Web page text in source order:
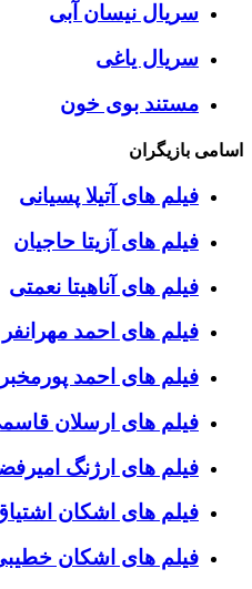
سریال نیسان آبی
سریال یاغی
مستند بوی خون
اسامی بازیگران
فیلم های آتیلا پسیانی
فیلم های آزیتا حاجیان
فیلم های آناهیتا نعمتی
فیلم های احمد مهرانفر
فیلم های احمد پورمخبر
فیلم های ارسلان
فیلم های ارژنگ
فیلم های اشکان
فیلم های اشکان